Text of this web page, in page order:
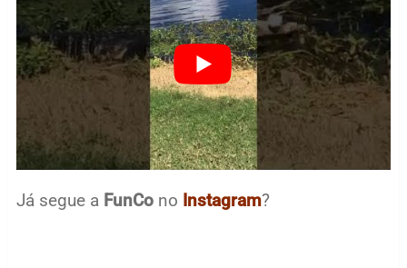
Já segue a FunCono Instagram?